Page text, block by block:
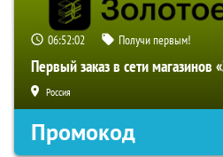
06:52:01 Получи первым!
Первый заказ в сети магазинов
Россия
Промокод